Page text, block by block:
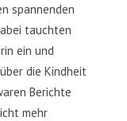
spannenden
tauchten
ein und
die Kindheit
Berichte
mehr